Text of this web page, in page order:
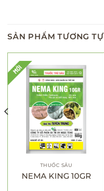
SẢN PHẨM TƯƠNG TỰ
THUỐC SÂU
NEMA KING 10GR